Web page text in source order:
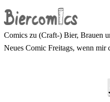
Comics zu (Craft-) Bier, Brauen
Neues Comic Freitags, wenn mir